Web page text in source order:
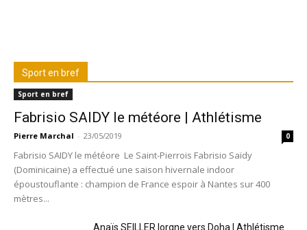
Sport en bref
Sport en bref
Fabrisio SAIDY le météore | Athlétisme
Pierre Marchal - 23/05/2019 0
Fabrisio SAIDY le météore Le Saint-Pierrois Fabrisio Saïdy
(Dominicaine) a effectué une saison hivernale indoor
époustouflante : champion de France espoir à Nantes sur 400
mètres...
Anaïs SEILLER lorgne vers Doha | Athlétisme